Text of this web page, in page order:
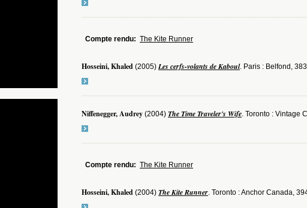
Compte rendu: The Kite Runner
Hosseini, Khaled (2005) Les cerfs-volants de Kaboul. Paris : Belfond,
Niffenegger, Audrey (2004) The Time Traveler's Wife. Toronto : Vintage
Compte rendu: The Kite Runner
Hosseini, Khaled (2004) The Kite Runner. Toronto : Anchor Canada,